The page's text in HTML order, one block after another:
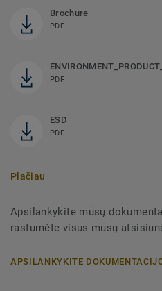
Brochure
PDF
PDF
ESD
PDF
Plačiau
Apsilankykite mūsų
rastumėte visus mūsų
APSILANKYKITE